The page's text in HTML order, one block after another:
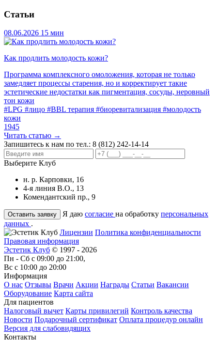
Статьи
08.06.2026 15 мин
Как продлить молодость кожи?
Программа комплексного омоложения, которая не только
замедляет процессы старения, но и корректирует такие
эстетические недостатки как пигментация, сосуды, неровный
тон кожи
#LPG #лицо #BBL терапия #биоревитализация #молодость
кожи
1945
Читать статью →
Запишитесь к нам по тел.: 8 (812) 242-14-14
Выберите Клуб
н. р. Карповки, 16
4-я линия В.О., 13
Комендантский пр., 9
Я даю согласие на обработку персональных
данных .
Лицензии Политика конфиденциальности
Правовая информация
Эстетик Клуб © 1997 - 2026
Пн - Сб с 09:00 до 21:00,
Вс с 10:00 до 20:00
Информация
О нас Отзывы Врачи Акции Награды Статьи Вакансии
Оборудование Карта сайта
Для пациентов
Налоговый вычет Карты привилегий Контроль качества
Новости Подарочный сертификат Оплата процедур онлайн
Версия для слабовидящих
Контакты